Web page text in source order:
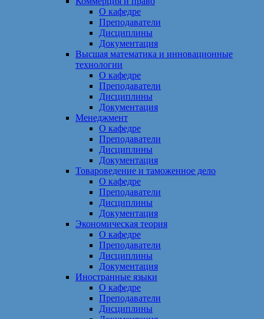
О кафедре
Преподаватели
Дисциплины
Документация
Высшая математика и инновационные
технологии
О кафедре
Преподаватели
Дисциплины
Документация
Менеджмент
О кафедре
Преподаватели
Дисциплины
Документация
Товароведение и таможенное дело
О кафедре
Преподаватели
Дисциплины
Документация
Экономическая теория
О кафедре
Преподаватели
Дисциплины
Документация
Иностранные языки
О кафедре
Преподаватели
Дисциплины